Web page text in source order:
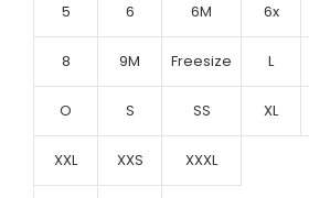
5 6 6M 6x
8 9M Freesize L
O S SS XL
XXL XXS XXXL